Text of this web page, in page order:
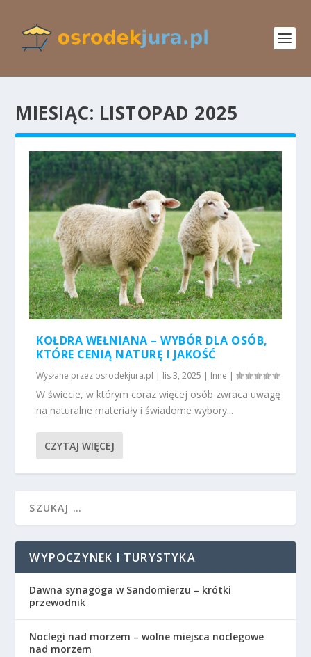
MIESIĄC: LISTOPAD 2025
KOŁDRA WEŁNIANA – WYBÓR DLA OSÓB,
KTÓRE CENIĄ NATURĘ I JAKOŚĆ
Wysłane przez osrodekjura.pl | lis 3, 2025 | Inne |
W świecie, w którym coraz więcej osób zwraca uwagę
na naturalne materiały i świadome wybory...
CZYTAJ WIĘCEJ
WYPOCZYNEK I TURYSTYKA
Dawna synagoga w Sandomierzu – krótki
przewodnik
Noclegi nad morzem – wolne miejsca noclegowe
nad morzem